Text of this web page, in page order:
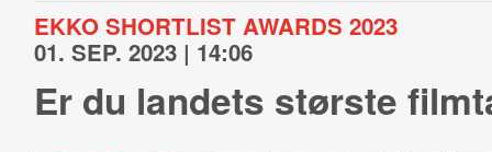
EKKO SHORTLIST AWARDS 2023
01. SEP. 2023 | 14:06
Er du landets største